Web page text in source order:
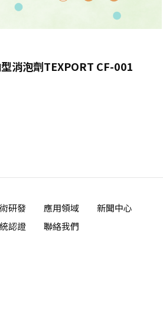
消泡劑TEXPORT CF-001
研發 應用領域
新聞中心
認證 聯絡我們